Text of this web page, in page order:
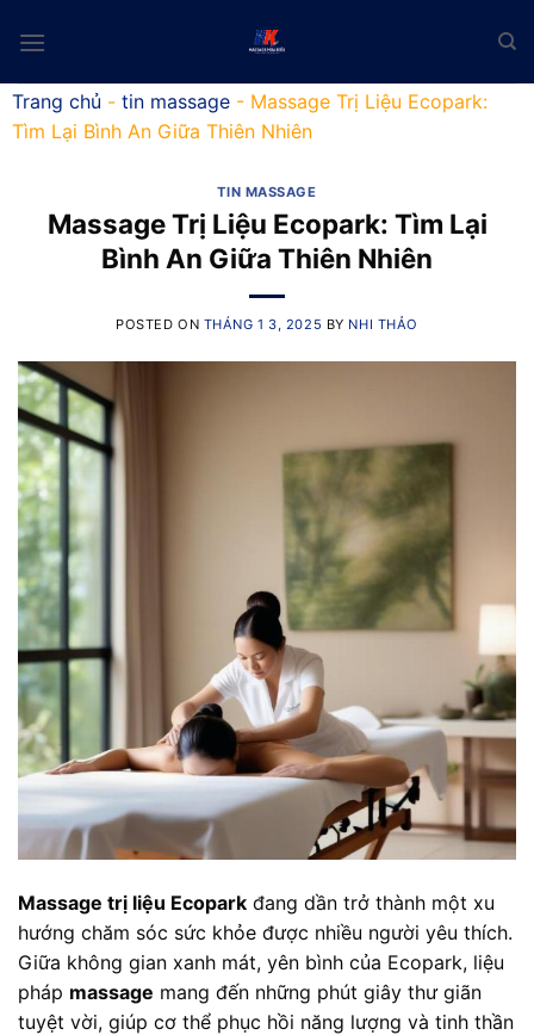
Trang chủ - tin massage - Massage Trị Liệu Ecopark:
Tìm Lại Bình An Giữa Thiên Nhiên
TIN MASSAGE
Massage Trị Liệu Ecopark: Tìm Lại
Bình An Giữa Thiên Nhiên
POSTED ON THÁNG 1 3, 2025 BY NHI THẢO
Massage trị liệu Ecopark đang dần trở thành một xu
hướng chăm sóc sức khỏe được nhiều người yêu thích.
Giữa không gian xanh mát, yên bình của Ecopark, liệu
pháp massage mang đến những phút giây thư giãn
tuyệt vời, giúp cơ thể phục hồi năng lượng và tinh thần